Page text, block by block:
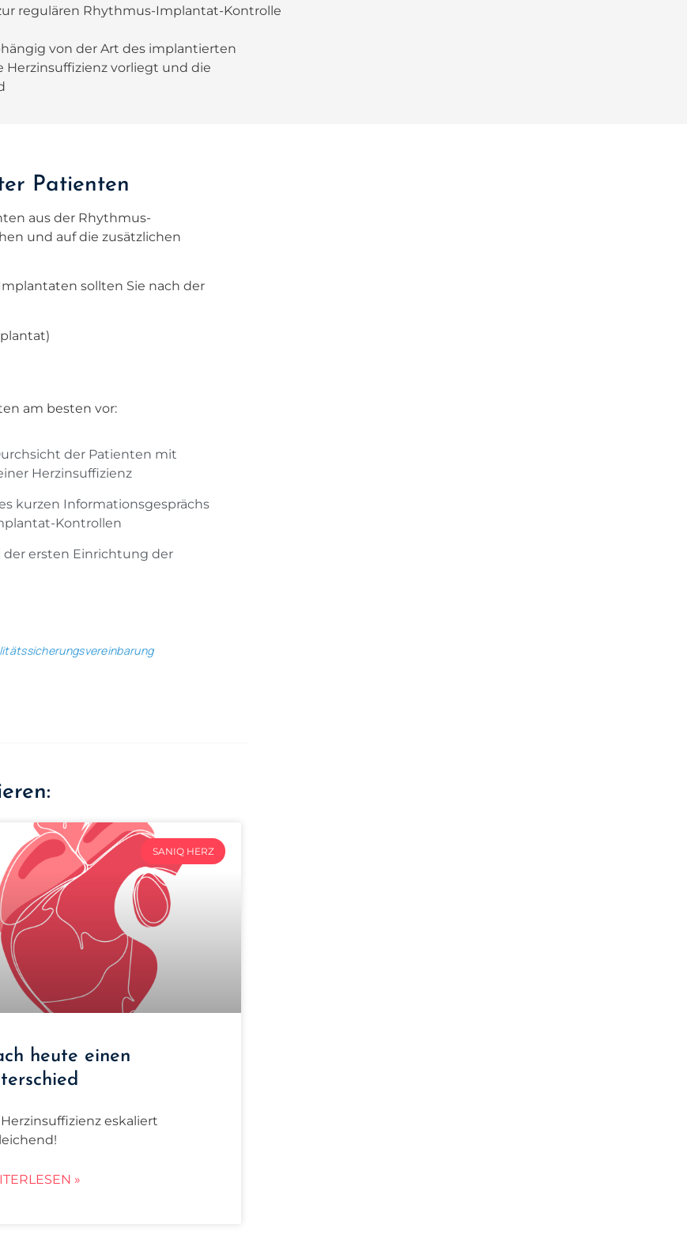
regulären Rhythmus-Implantat-Kontrolle
von der Art des implantierten
Herzinsuffizienz vorliegt und die
Patienten
aus der Rhythmus-
und auf die zusätzlichen
sollten Sie nach der
am besten vor:
der Patienten mit
Herzinsuffizienz
kurzen Informationsgesprächs
Kontrollen
ersten Einrichtung der
SANIQ HERZ
heute einen
eskaliert
»